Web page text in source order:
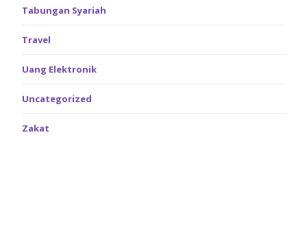
Tabungan Syariah
Travel
Uang Elektronik
Uncategorized
Zakat